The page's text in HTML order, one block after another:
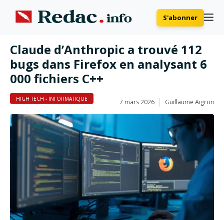
S'abonner
Claude d’Anthropic a trouvé 112
bugs dans Firefox en analysant 6
000 fichiers C++
HIGH TECH - INFORMATIQUE 7 mars 2026 Guillaume Aigron